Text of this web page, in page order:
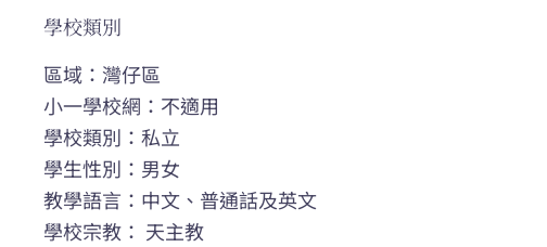
學校類別
區域：灣仔區
小一學校網：不適用
學校類別：私立
學生性別：男女
教學語言：中文、普通話及英文
學校宗教： 天主教